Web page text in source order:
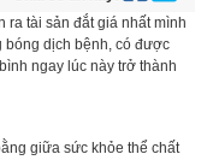
tài sản đắt giá nhất mình
dịch bệnh, có được
ngay lúc này trở thành
giữa sức khỏe thể chất